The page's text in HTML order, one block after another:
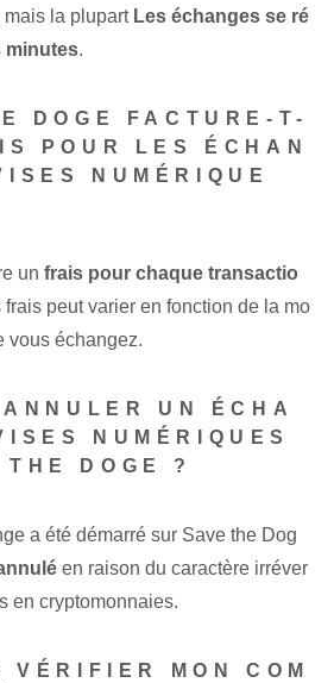
mais la plupart Les échanges se ré
minutes.
DOGE FACTURE-T-
POUR LES ÉCHAN
NUMÉRIQUE
un frais pour chaque transactio
frais peut varier en fonction de la mo
vous échangez.
UN ÉCHA
NUMÉRIQUES
DOGE ?
a été démarré sur Save the Dog
en raison du caractère irréver
en cryptomonnaies.
MON COM